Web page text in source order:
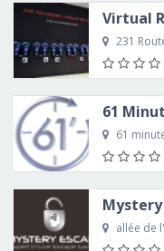
Virtual
231
61
61
Mystery
allée de